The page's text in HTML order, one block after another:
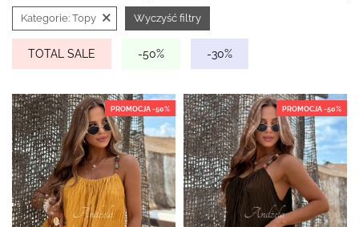
Kategorie: Topy × Wyczyść filtry
TOTAL SALE -50% -30%
PROMOCJA -50% PROMOCJA -50%